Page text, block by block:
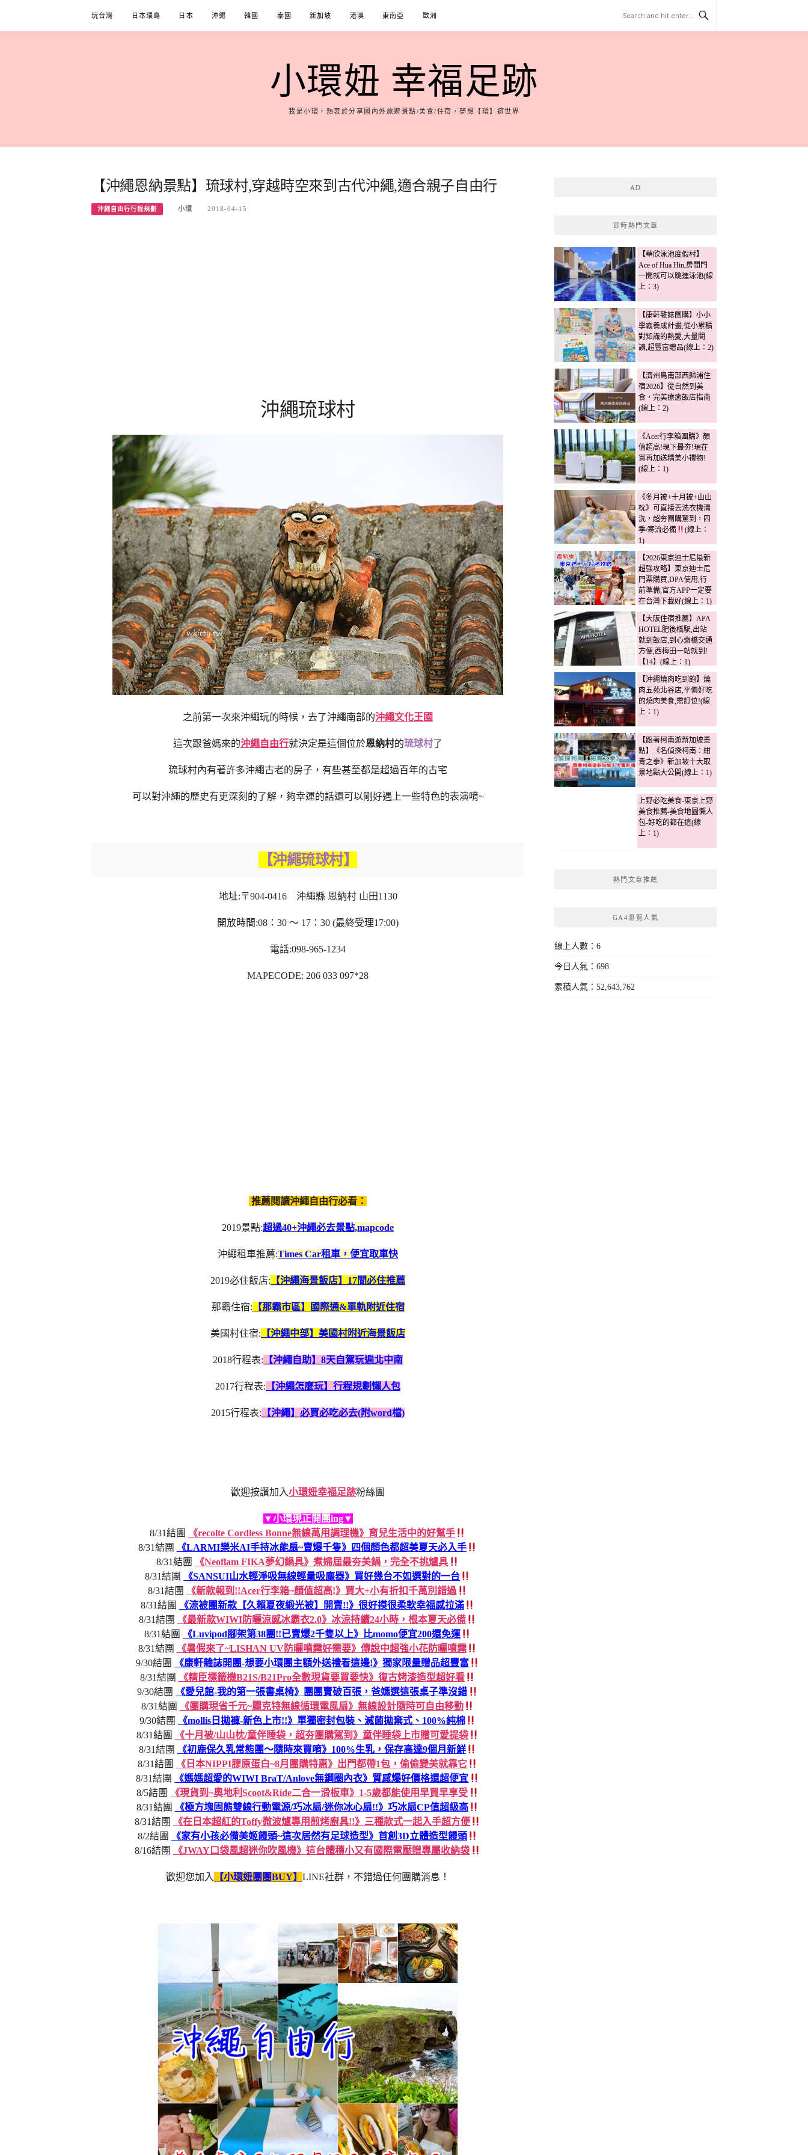
content
玩台灣 日本環島 日本 沖繩 韓國 泰國 新加坡 港澳 東南亞 歐洲
小環妞 幸福足跡
我是小環，熱衷於分享國內外旅遊景點/美食/住宿，夢想【環】遊世界
【沖繩恩納景點】琉球村,穿越時空來到古代沖繩,適合親子自由行
沖繩自由行行程規劃 小環 2018-04-15
沖繩琉球村
之前第一次來沖繩玩的時候，去了沖繩南部的沖繩文化王國
這次跟爸媽來的沖繩自由行就決定是這個位於恩納村的琉球村了
琉球村內有著許多沖繩古老的房子，有些甚至都是超過百年的古宅
可以對沖繩的歷史有更深刻的了解，夠幸運的話還可以剛好遇上一些特色的表演唷~
【沖繩琉球村】
地址:〒904-0416 沖繩縣 恩納村 山田1130
開放時間:08：30 ～ 17：30 (最終受理17:00)
電話:098-965-1234
MAPECODE: 206 033 097*28
推薦閱讀沖繩自由行必看：
2019景點:超過40+沖繩必去景點,mapcode
沖繩租車推薦:Times Car租車，便宜取車快
2019必住飯店: 【沖繩海景飯店】17間必住推薦
那霸住宿: 【那霸市區】國際通&單軌附近住宿
美國村住宿: 【沖繩中部】美國村附近海景飯店
2018行程表: 【沖繩自助】8天自駕玩遍北中南
2017行程表: 【沖繩怎麼玩】行程規劃懶人包
2015行程表: 【沖繩】必買必吃必去(附word檔)
歡迎按讚加入小環妞幸福足跡粉絲團
▼小環現正開團ing▼
8/31結團
《recolte Cordless Bonne無線萬用調理機》育兒生活中的好幫手
8/31結團
《LARMI樂米AI手持冰能扇~賣爆千隻》四個顏色都超美夏天必入手
8/31結團
《Neoflam FIKA夢幻鍋具》煮婦屆最夯美鍋，完全不挑爐具
8/31結團
《SANSUI山水輕淨吸無線輕量吸塵器》買好幾台不如選對的一台
8/31結團
《新款報到!!Acer行李箱~顏值超高!》買大+小有折扣千萬別錯過
8/31結團
《涼被團新款【久賴夏夜緞光被】開賣!!》很好摸很柔軟幸福感拉滿
8/31結團
《最新款WIWI防曬涼感冰霸衣2.0》冰涼持續24小時，根本夏天必備
8/31結團
《Luvipod腳架第38團!!已賣爆2千隻以上》比momo便宜200還免運
8/31結團
《暑假來了~LISHAN UV防曬噴霧好需要》傳說中超強小花防曬噴霧
9/30結團
《康軒雜誌開團-想要小環團主額外送禮看這邊!》獨家限量贈品超豐富
8/31結團
《精臣標籤機B21S/B21Pro全數現貨要買要快》復古烤漆造型超好看
9/30結團
《愛兒館-我的第一張書桌椅》團團賣破百張，爸媽選這張桌子準沒錯
8/31結團
《團購現省千元~麗克特無線循環電風扇》無線設計隨時可自由移動
9/30結團
《mollis日拋褲-新色上市!!》單獨密封包裝、滅菌拋棄式、100%純棉
8/31結團
《十月被/山山枕/童伴睡袋，超夯團購駕到》童伴睡袋上市贈可愛提袋
8/31結團
《初鹿保久乳常態團～隨時來買唷》100%生乳，保存高達9個月新鮮
8/31結團
《日本NIPPI膠原蛋白~8月團購特惠》出門都帶1包，偷偷變美就靠它
8/31結團
《媽媽超愛的WIWI BraT/Anlove無鋼圈內衣》質感爆好價格還超便宜
8/5結團
《現貨到~奧地利Scoot&Ride二合一滑板車》1-5歲都能使用早買早享受
8/31結團
《極方塊固態雙線行動電源/巧冰扇/迷你冰心扇!!》巧冰扇CP值超級高
8/31結團
《在日本超紅的Toffy微波爐專用煎烤廚具!!》三種款式一起入手超方便
8/2結團
《家有小孩必備美姬饅頭~這次居然有足球造型》首創3D立體造型饅頭
8/16結團
《JWAY口袋風超迷你吹風機》這台體積小又有國際電壓贈專屬收納袋
歡迎您加入 【小環妞團團BUY】 LINE社群，不錯過任何團購消息！
AD
即時熱門文章
【華欣泳池度假村】
Ace of Hua Hin,房間門
一開就可以跳進泳池(線
上：3)
【康軒雜誌團購】小小
學霸養成計畫,從小累積
對知識的熱愛,大量閱
讀,超豐富贈品(線上：2)
【濟州島南部西歸浦住
宿2026】從自然到美
食，完美療癒飯店指南
(線上：2)
《Acer行李箱團購》顏
值超高!現下最夯!現在
買再加送精美小禮物!
(線上：1)
《冬月被+十月被+山山
枕》可直接丟洗衣機清
洗，超夯團購駕到，四
季/寒流必備
(線上：
1)
【2026東京迪士尼最新
超強攻略】東京迪士尼
門票購買,DPA使用,行
前準備,官方APP一定要
在台灣下載好(線上：1)
【大阪住宿推薦】APA
HOTEL肥後橋駅,出站
就到飯店,到心齋橋交通
方便,西梅田一站就到!
【14】(線上：1)
【沖繩燒肉吃到飽】燒
肉五苑北谷店,平價好吃
的燒肉美食,需訂位!(線
上：1)
【跟著柯南遊新加坡景
點】《名偵探柯南：紺
青之拳》新加坡十大取
景地點大公開(線上：1)
上野必吃美食-東京上野
美食推薦-美食地圖懶人
包-好吃的都在這(線
上：1)
熱門文章推薦
GA4瀏覽人氣
線上人數：6
今日人氣：698
累積人氣：52,643,762